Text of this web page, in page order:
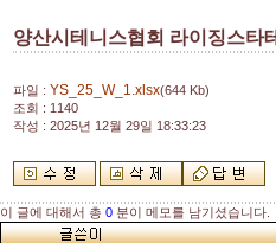
양산시테니스협회 라이징스타
파일 : YS_25_W_1.xlsx(644 Kb)
조회 : 1140
작성 : 2025년 12월 29일 18:33:23
이 글에 대해서 총 0 분이 메모를 남기셨습니다.